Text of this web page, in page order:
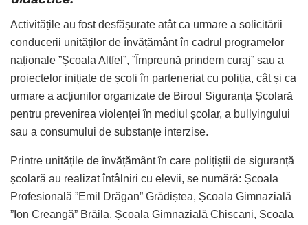
Activitățile au fost desfășurate atât ca urmare a solicitării
conducerii unităților de învățământ în cadrul programelor
naționale ”Școala Altfel”, ”Împreună prindem curaj” sau a
proiectelor inițiate de școli în parteneriat cu poliția, cât și ca
urmare a acțiunilor organizate de Biroul Siguranța Școlară
pentru prevenirea violenței în mediul școlar, a bullyingului
sau a consumului de substanțe interzise.
Printre unitățile de învățământ în care polițiștii de siguranță
școlară au realizat întâlniri cu elevii, se numără: Școala
Profesională ”Emil Drăgan” Grădiștea, Școala Gimnazială
”Ion Creangă” Brăila, Școala Gimnazială Chiscani, Școala